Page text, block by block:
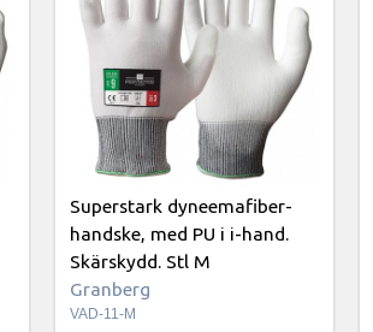
Superstark dyneemafiber-
handske, med PU i i-hand.
Skärskydd. Stl M
Granberg
VAD-11-M